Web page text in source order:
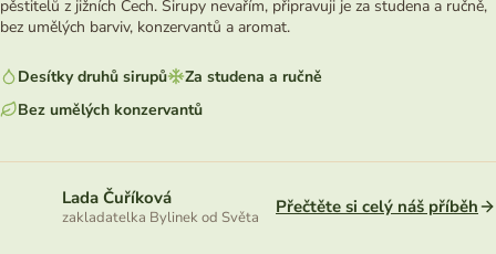
pěstitelů z jižních Čech. Sirupy nevařím, připravuji je za studena a ručně,
bez umělých barviv, konzervantů a aromat.
Desítky druhů sirupů
Za studena a ručně
Bez umělých konzervantů
Lada Čuříková
zakladatelka Bylinek od Světa Přečtěte si celý náš příběh